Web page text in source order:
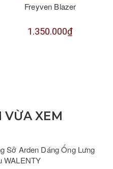
Freyven Blazer
1.350.000₫
VỪA XEM
Sở Arden Dáng Ống Lưng
WALENTY